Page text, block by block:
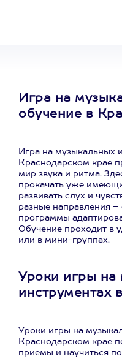
Игра на
обучение в
Игра на музыкальных
Краснодарском крае
мир звука и ритма.
прокачать уже
развивать слух и
разные направления
программы
Обучение проходит в
или в мини-группах.
Уроки игры на
инструментах
Уроки игры на
Краснодарском крае
приемы и научиться